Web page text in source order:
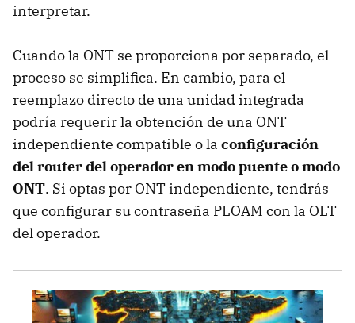
interpretar.
Cuando la ONT se proporciona por separado, el
proceso se simplifica. En cambio, para el
reemplazo directo de una unidad integrada
podría requerir la obtención de una ONT
independiente compatible o la configuración
del router del operador en modo puente o modo
ONT. Si optas por ONT independiente, tendrás
que configurar su contraseña PLOAM con la OLT
del operador.